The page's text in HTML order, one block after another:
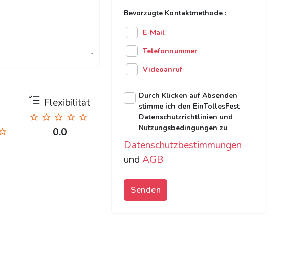
Flexibilität
0.0
Bevorzugte Kontaktmethode :
E-Mail
Telefonnummer
Videoanruf
Durch Klicken auf Absenden
stimme ich den EinTollesFest
Datenschutzrichtlinien und
Nutzungsbedingungen zu
Datenschutzbestimmungen
und AGB
Senden